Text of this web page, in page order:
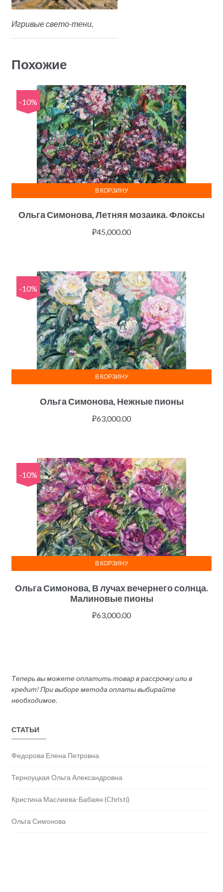
Игривые свето-тени,
Похожие
-10%
Ольга Симонова, Летняя мозаика. Флоксы
₽45,000.00
В КОРЗИНУ
-10%
Ольга Симонова, Нежные пионы
₽63,000.00
В КОРЗИНУ
-10%
Ольга Симонова, В лучах вечернего солнца.
Малиновые пионы
₽63,000.00
В КОРЗИНУ
Теперь вы можете оплатить товар в рассрочку или в
кредит! При выборе метода оплаты выбирайте
необходимое.
СТАТЬИ
Федорова Елена Петровна
Терноуцкая Ольга Александровна
Кристина Маслиева-Бабаян (Christi)
Ольга Симонова